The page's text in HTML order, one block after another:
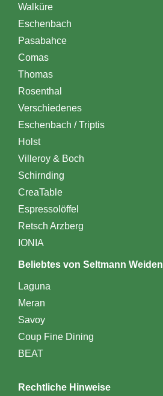
Walküre
Eschenbach
Pasabahce
Comas
Thomas
Rosenthal
Verschiedenes
Eschenbach / Triptis
Holst
Villeroy & Boch
Schirnding
CreaTable
Espressolöffel
Retsch Arzberg
IONIA
Beliebtes von Seltmann Weiden
Laguna
Meran
Savoy
Coup Fine Dining
BEAT
Rechtliche Hinweise